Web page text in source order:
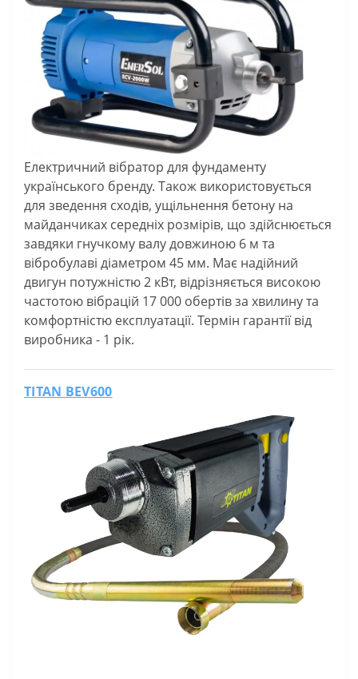
Електричний вібратор для фундаменту
українського бренду. Також використовується
для зведення сходів, ущільнення бетону на
майданчиках середніх розмірів, що здійснюється
завдяки гнучкому валу довжиною 6 м та
вібробулаві діаметром 45 мм. Має надійний
двигун потужністю 2 кВт, відрізняється високою
частотою вібрацій 17 000 обертів за хвилину та
комфортністю експлуатації. Термін гарантії від
виробника - 1 рік.
TITAN BEV600